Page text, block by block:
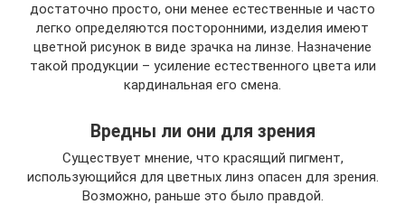
достаточно просто, они менее естественные и часто
легко определяются посторонними, изделия имеют
цветной рисунок в виде зрачка на линзе. Назначение
такой продукции – усиление естественного цвета или
кардинальная его смена.
Вредны ли они для зрения
Существует мнение, что красящий пигмент,
использующийся для цветных линз опасен для зрения.
Возможно, раньше это было правдой.